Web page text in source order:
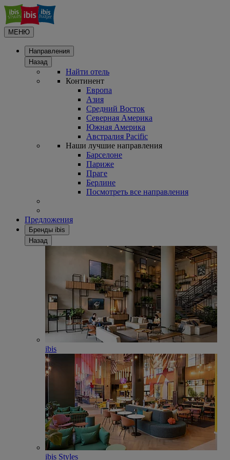
МЕНЮ
Направления
Назад
Найти отель
Континент
Европа
Азия
Средний Восток
Северная Америка
Южная Америка
Австралия Pacific
Наши лучшие направления
Барселоне
Париже
Праге
Берлине
Посмотреть все направления
Предложения
Бренды ibis
Назад
ibis
ibis Styles